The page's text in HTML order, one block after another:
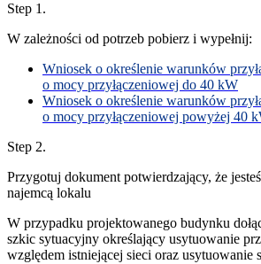
Step 1.
W zależności od potrzeb pobierz i wypełnij:
Wniosek o określenie warunków
o mocy przyłączeniowej do 40 kW
Wniosek o określenie warunków
o mocy przyłączeniowej powyżej 40
Step 2.
Przygotuj dokument potwierdzający, że
najemcą lokalu
W przypadku projektowanego budynku
szkic sytuacyjny określający usytuowanie
względem istniejącej sieci oraz usytuowanie